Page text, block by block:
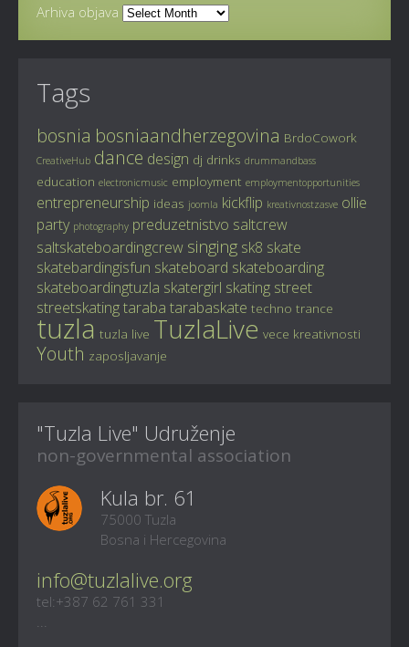
Arhiva objava
Tags
bosnia bosniaandherzegovina BrdoCowork
CreativeHub dance design dj drinks drummandbass
education electronicmusic employment employmentopportunities
entrepreneurship ideas joomla kickflip kreativnostzasve ollie
party photography preduzetnistvo saltcrew
saltskateboardingcrew singing sk8 skate
skatebardingisfun skateboard skateboarding
skateboardingtuzla skatergirl skating street
streetskatingtaraba tarabaskate techno trance
tuzla tuzla live TuzlaLive vece kreativnosti
Youth zaposljavanje
"Tuzla Live" Udruženje
non-governmental association
Kula br. 61
75000 Tuzla
Bosna i Hercegovina
info@tuzlalive.org
tel:+387 62 761 331
...